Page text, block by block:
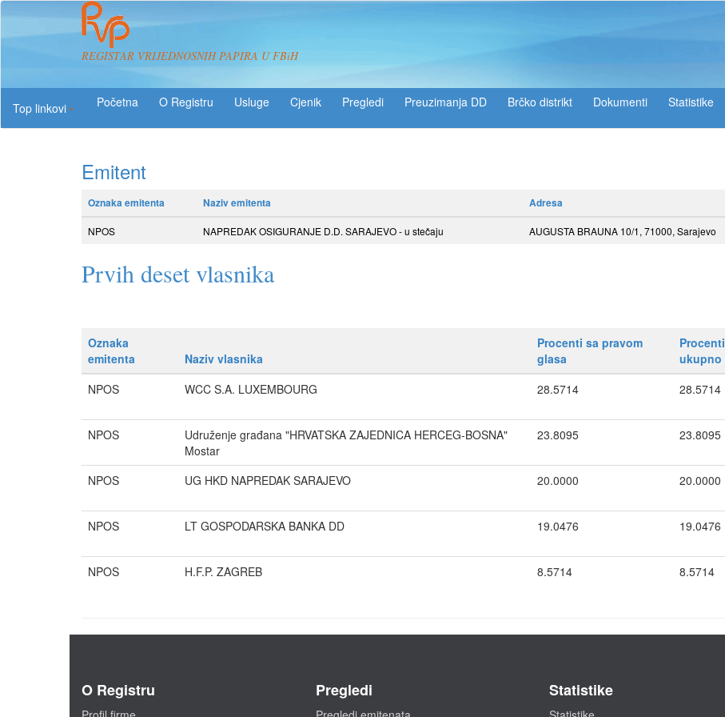
REGISTAR VRIJEDNOSNIH PAPIRA U FBiH
Top linkovi
O Registru Usluge Pregledi Preuzimanja DD Brčko distrikt Dokumenti Statistike
Emitent
Oznaka emitenta Naziv emitenta Adresa
NPOS NAPREDAK OSIGURANJE D.D. SARAJEVO - u stečaju AUGUSTA BRAUNA 10/1, 71000, Sarajevo
Prvih deset vlasnika
Oznaka
emitenta
Naziv vlasnika
Procenti sa pravom
glasa
Procenti
ukupno
NPOS
WCC S.A. LUXEMBOURG 28.5714 28.5714
NPOS
Udruženje građana "HRVATSKA ZAJEDNICA HERCEG-BOSNA"
Mostar
23.8095 23.8095
NPOS
UG HKD NAPREDAK SARAJEVO 20.0000 20.0000
NPOS
LT GOSPODARSKA BANKA DD 19.0476 19.0476
NPOS
H.F.P. ZAGREB 8.5714 8.5714
O Registru Pregledi Statistike